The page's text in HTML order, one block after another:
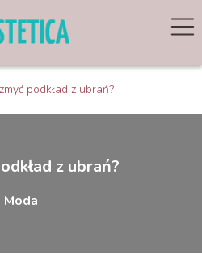
podkład z ubrań?
z ubrań?
Moda